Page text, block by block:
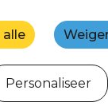
alle
Personaliseer